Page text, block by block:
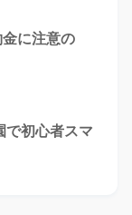
に注意の
で初心者スマ